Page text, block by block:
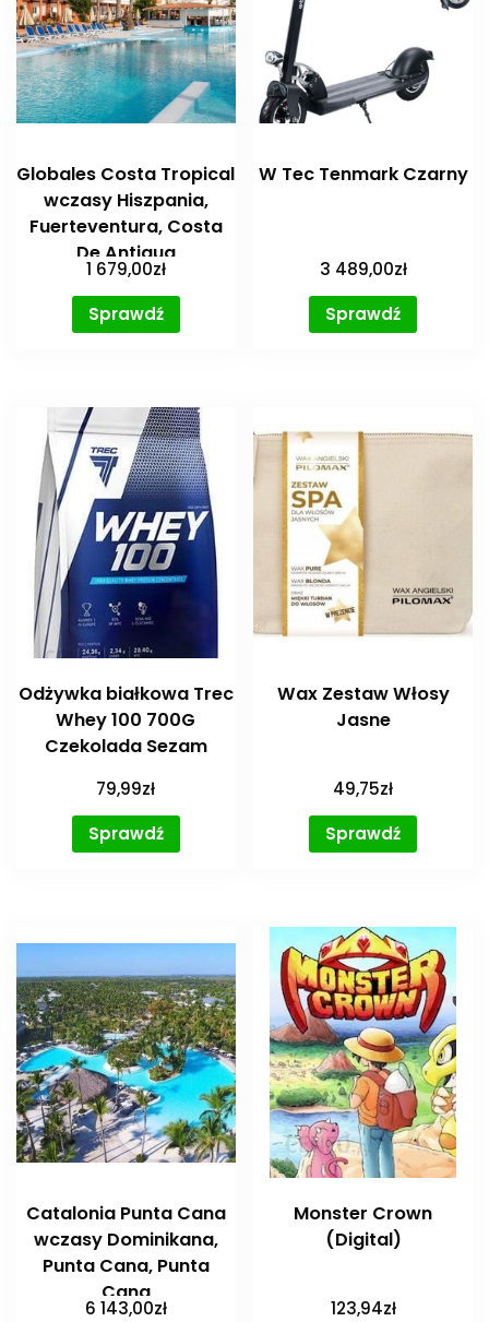
Globales Costa Tropical
wczasy Hiszpania,
Fuerteventura, Costa
De Antigua
1 679,00zł
Sprawdź
W Tec Tenmark Czarny
3 489,00zł
Sprawdź
Odżywka białkowa Trec
Whey 100 700G
Czekolada Sezam
79,99zł
Sprawdź
Wax Zestaw Włosy
Jasne
49,75zł
Sprawdź
Catalonia Punta Cana
wczasy Dominikana,
Punta Cana, Punta
Cana
6 143,00zł
Monster Crown
(Digital)
123,94zł